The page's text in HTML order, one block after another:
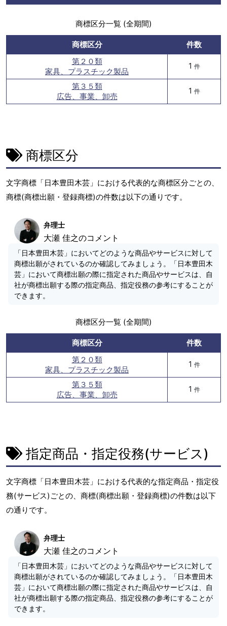
商標区分一覧 (全期間)
商標区分
件数
第２０類
家具、プラスチック製品
1 件
第３５類
広告、事業、卸売
1 件
商標区分
文字商標「日本豊田木芸」における代表的な商標区分ごとの、
商標(商標出願・登録商標)の件数は以下の通りです。
弁理士
大瀬 佳之のコメント
「日本豊田木芸」においてどのような商品やサービスに対して
商標出願がされているのか確認してみましょう。「日本豊田木
芸」において商標出願の際に指定された商品やサービスは、自
社が商標出願する際の指定商品、指定役務の参考にすることが
できます。
商標区分一覧 (全期間)
商標区分
件数
第２０類
家具、プラスチック製品
1 件
第３５類
広告、事業、卸売
1 件
指定商品・指定役務(サービス)
文字商標「日本豊田木芸」における代表的な指定商品・指定役
務(サービス)ごとの、商標(商標出願・登録商標)の件数は以下
の通りです。
弁理士
大瀬 佳之のコメント
「日本豊田木芸」においてどのような商品やサービスに対して
商標出願がされているのか確認してみましょう。「日本豊田木
芸」において商標出願の際に指定された商品やサービスは、自
社が商標出願する際の指定商品、指定役務の参考にすることが
できます。